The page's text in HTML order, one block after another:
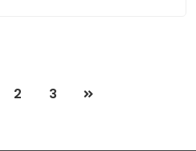
2 3